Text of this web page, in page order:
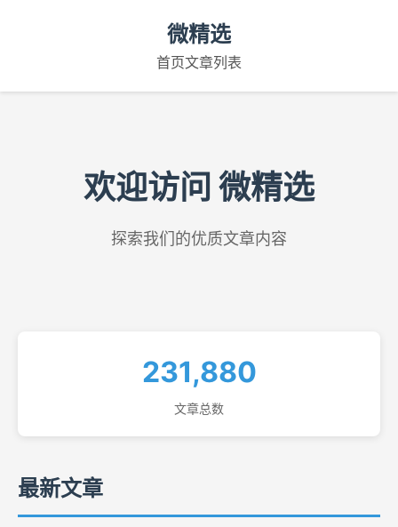
微精选
首页文章列表
欢迎访问 微精选
探索我们的优质文章内容
231,880
文章总数
最新文章